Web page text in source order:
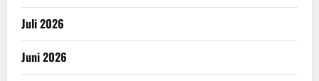
Juli 2026
Juni 2026